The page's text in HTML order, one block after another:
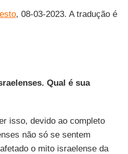
, 08-03-2023. A tradução é
Qual é sua
isso, devido ao completo
não só se sentem
o mito israelense da